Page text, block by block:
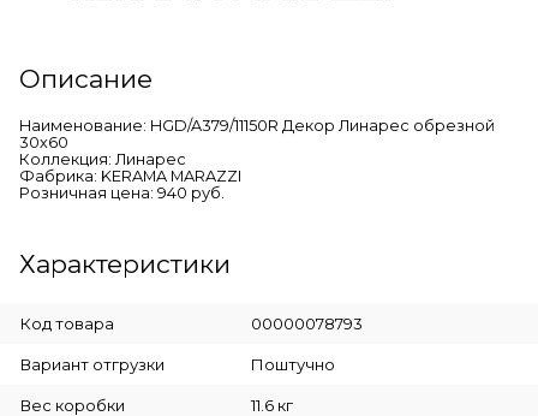
Описание
Наименование: HGD/A379/11150R Декор Линарес обрезной
30х60
Коллекция: Линарес
Фабрика: KERAMA MARAZZI
Розничная цена: 940 руб.
Характеристики
Код товара 00000078793
Вариант отгрузки Поштучно
Вес коробки 11.6 кг